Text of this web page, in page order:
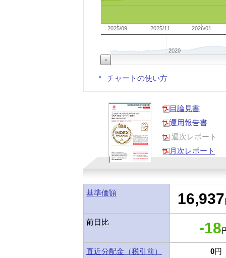
2025/09 2025/11 2026/01
2020
チャートの使い方
目論見書
運用報告書
週次レポート
月次レポート
基準価額 16,937
前日比 -18
直近分配金（税引前） 0円